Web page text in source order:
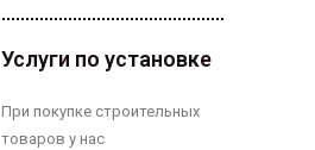
Услуги по установке
При покупке строительных
товаров у нас